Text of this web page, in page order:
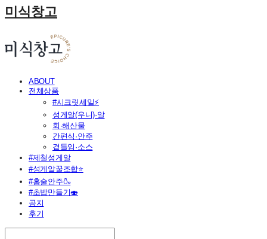
미식창고
ABOUT
전체상품
#시크릿세일⚡
성게알(우니)·알
회·해산물
간편식·안주
곁들임·소스
#제철성게알
#성게알꿀조합⭐
#홈술안주🍶
#초밥만들기🍣
공지
후기